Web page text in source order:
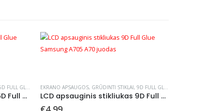
FULL GLUE
LCD apsauginis stikliukas 5D Full Glue Apple iPhone 6/6S juodas
EKRANO APSAUGOS, GRŪDINTI STIKLAI, 9D FULL GLUE
LCD apsauginis stikliukas 9D Full Glue Samsung A705 A70 juodas